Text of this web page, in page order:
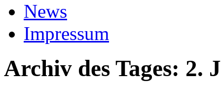
News
Impressum
Archiv des Tages: 2.